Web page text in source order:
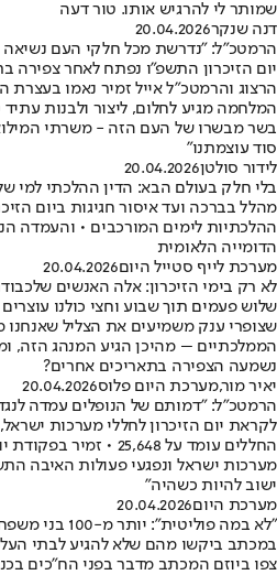
שמותר לי להרגיש אותו. טור דעה
דנה שנקר20.04.2026
הרמטכ"ל: "נדרשת מכל חלקי העם נשיאה
יום הזיכרון התשפ"ו נפתח לאחר צפירה
הרצוג והרמטכ"ל אייל זמיר נאמו בעצרת
המלחמה מגיע לחלום, ליצור ולבנות
בשר מבשרו של העם הזה - משרתי
סוד עוצמתנו"
לידור סולטן20.04.2026
בלי חלק בעולם הבא: הדין ההלכתי למי
מהלל בברכה ועד איסור חגיגות ביום
ההלכתיות לימים המורכבים • והעמדה
הדומייה הלאומית
מערכת לייף סטייל היום20.04.2026
לא רק בימי הזיכרון: אלה האנשים
שלוש פעמים תוך שבוע וחצי כולנו
שצופרי ענק משמיעים את הצליל שאנחנו
הממלכתיים – מהיכן הגיע המנהג הזה,
נשמעה הצפירה בתאריכים אחרים?
יאיר מור,מערכת היום פלוס20.04.2026
הרמטכ"ל: "דמותם של הנופלים עמדה
לקראת יום הזיכרון לחללי מערכות
החללים עומד על 25,648 •
מערכות ישראל ונפגעי פעולות האיבה
ישוב להיות כשהיה"
מערכת היום20.04.2026
"לא במה פוליטית": יותר מ-100 בני משפחות שכולות בפנייה לשרים
במכתב ביקשו מהם שלא להגיע לבתי
צפו ביוזם המכתב מדבר בפני הח"כים